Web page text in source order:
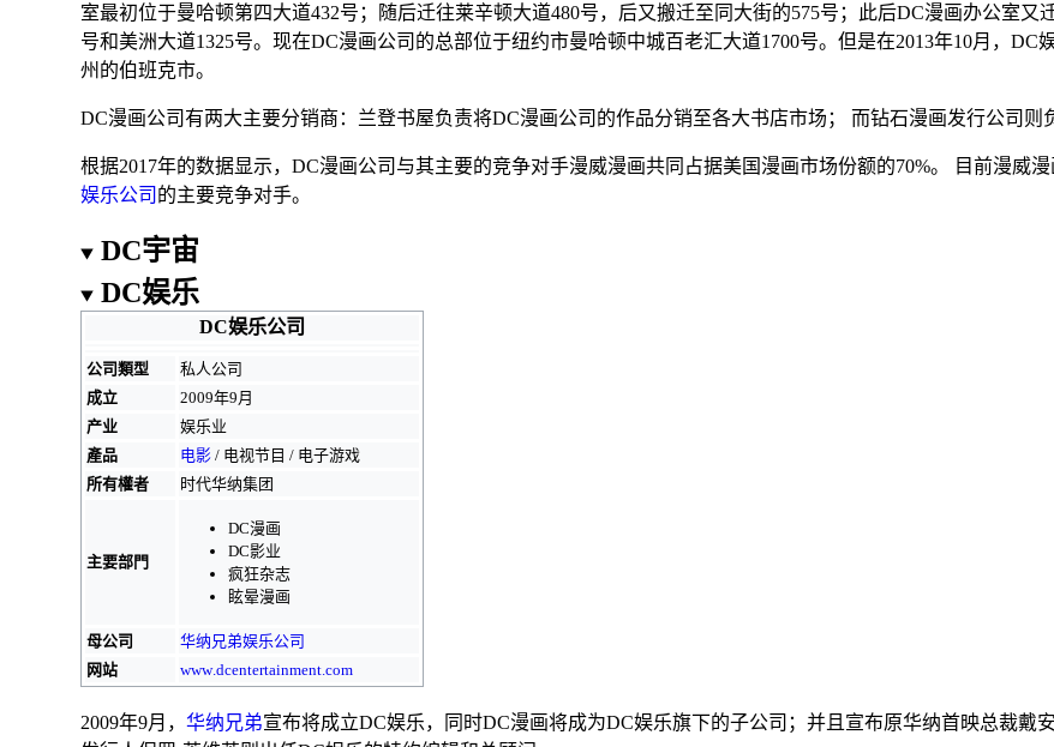
室最初位于曼哈顿第四大道432号；随后迁往莱辛顿大道480号，后又搬迁至同大街的575号；此后DC漫画办公室又
号和美洲大道1325号。现在DC漫画公司的总部位于纽约市曼哈顿中城百老汇大道1700号。但是在2013年10月，DC
州 的伯班克市。
DC漫画公司有两大主要分销商： 兰登书屋负责将DC漫画公司的作品分销至各大书店市场； 而钻石漫画发行公司 则
根据2017年的数据显示，DC漫画公司与其主要的竞争对手漫威漫画共同占据美国漫画市场份额的70%。 目前漫威
娱乐公司 的主要竞争对手。
DC宇宙
DC娱乐
DC娱乐公司
公司類型
私人公司
成立
2009年9月
产业
娱乐业
產品
电影 / 电视节目 / 电子游戏
所有權者
时代华纳集团
主要部門
DC漫画
DC影业
疯狂杂志
眩晕漫画
母公司
华纳兄弟娱乐公司
网站
www.dcentertainment.com
2009年9月，华纳兄弟宣布将成立DC娱乐，同时DC漫画将成为DC娱乐旗下的子公司；并且宣布原华纳首映总裁戴